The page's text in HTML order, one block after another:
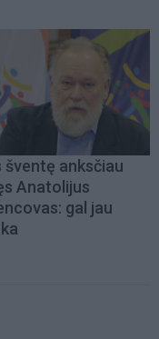
šventę anksčiau
Anatolijus
gal jau